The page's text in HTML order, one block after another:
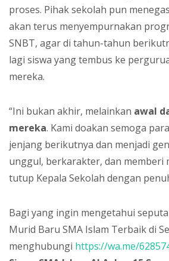
proses. Pihak sekolah pun
akan terus menyempurnakan
SNBT, agar di tahun-tahun
lagi siswa yang tembus ke
mereka.
“Ini bukan akhir, melainkan awal
mereka. Kami doakan semoga
jenjang berikutnya dan menjadi
unggul, berkarakter, dan memberi
tutup Kepala Sekolah dengan
Bagi yang ingin mengetahui
Murid Baru SMA Islam Terbaik di
menghubungi https://wa.me/